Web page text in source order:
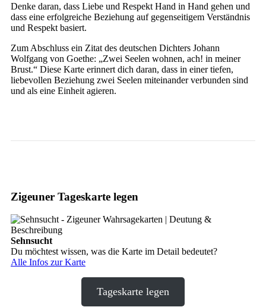
Denke daran, dass Liebe und Respekt Hand in Hand gehen und
dass eine erfolgreiche Beziehung auf gegenseitigem Verständnis
und Respekt basiert.
Zum Abschluss ein Zitat des deutschen Dichters Johann
Wolfgang von Goethe: „Zwei Seelen wohnen, ach! in meiner
Brust.“ Diese Karte erinnert dich daran, dass in einer tiefen,
liebevollen Beziehung zwei Seelen miteinander verbunden sind
und als eine Einheit agieren.
Zigeuner Tageskarte legen
Sehnsucht
Du möchtest wissen, was die Karte im Detail bedeutet?
Alle Infos zur Karte
Tageskarte legen